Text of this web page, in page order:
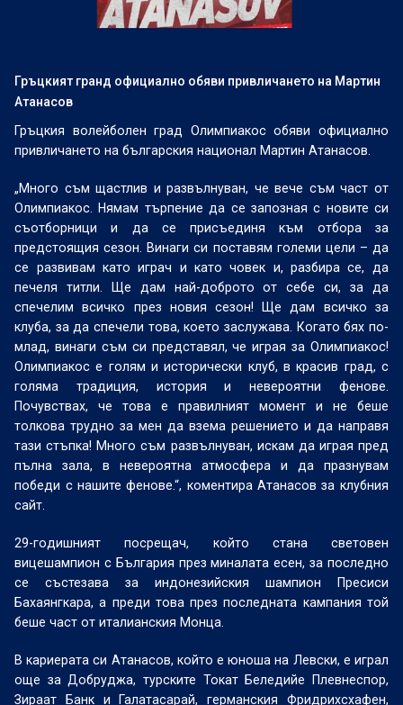
Гръцкият гранд официално обяви привличането на Мартин
Атанасов
Гръцкия волейболен град Олимпиакос обяви официално
привличането на българския национал Мартин Атанасов.
„Много съм щастлив и развълнуван, че вече съм част от
Олимпиакос. Нямам търпение да се запозная с новите си
съотборници и да се присъединя към отбора за
предстоящия сезон. Винаги си поставям големи цели – да
се развивам като играч и като човек и, разбира се, да
печеля титли. Ще дам най-доброто от себе си, за да
спечелим всичко през новия сезон! Ще дам всичко за
клуба, за да спечели това, което заслужава. Когато бях по-
млад, винаги съм си представял, че играя за Олимпиакос!
Олимпиакос е голям и исторически клуб, в красив град, с
голяма традиция, история и невероятни фенове.
Почувствах, че това е правилният момент и не беше
толкова трудно за мен да взема решението и да направя
тази стъпка! Много съм развълнуван, искам да играя пред
пълна зала, в невероятна атмосфера и да празнувам
победи с нашите фенове.“, коментира Атанасов за клубния
сайт.
29-годишният посрещач, който стана световен
вицешампион с България през миналата есен, за последно
се състезава за индонезийския шампион Пресиси
Бахаянгкара, а преди това през последната кампания той
беше част от италианския Монца.
В кариерата си Атанасов, който е юноша на Левски, е играл
още за Добруджа, турските Токат Беледийе Плевнеспор,
Зираат Банк и Галатасарай, германския Фридрихсхафен,